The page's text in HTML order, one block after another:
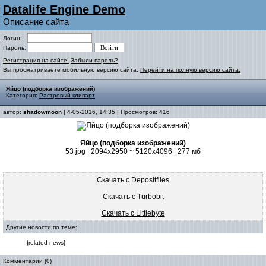
Datalife Engine Demo
Описание сайта
Логин:
Пароль:
Регистрация на сайте! Забыли пароль?
Вы просматриваете мобильную версию сайта. Перейти на полную версию сайта.
Яйцо (подборка изображений)
Категория: Растровый клипарт
автор: shadowmoon | 4-05-2016, 14:35 | Просмотров: 416
Яйцо (подборка изображений)
53 jpg | 2094x2950 ~ 5120x4096 | 277 мб
Скачать с Depositfiles
Скачать с Turbobit
Скачать с Littlebyte
Другие новости по теме:
{related-news}
Комментарии (0)